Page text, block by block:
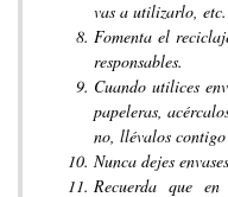
vas a utilizarlo, etc.
Fomenta el
responsables.
Cuando utilices
papeleras,
no, llévalos
Nunca dejes
Recuerda que